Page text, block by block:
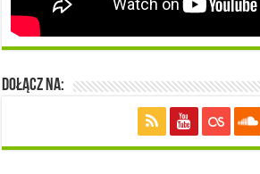
Dołącz na: